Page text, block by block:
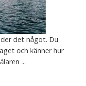
det något. Du
och känner hur
...